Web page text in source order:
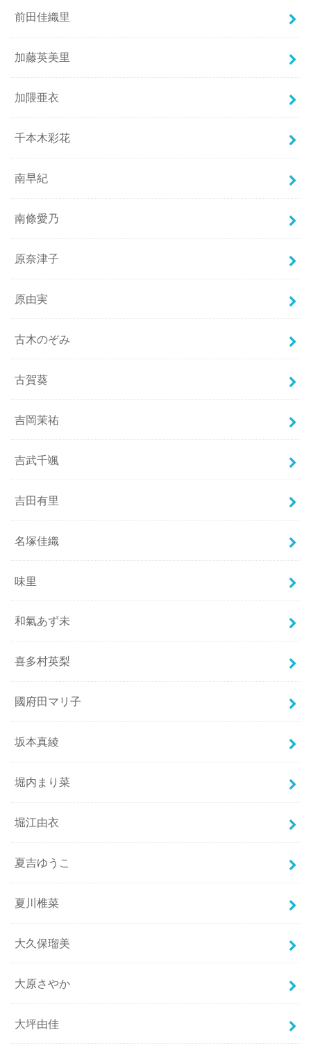
前田佳織里
加藤英美里
加隈亜衣
千本木彩花
南早紀
南條愛乃
原奈津子
原由実
古木のぞみ
古賀葵
吉岡茉祐
吉武千颯
吉田有里
名塚佳織
味里
和氣あず未
喜多村英梨
國府田マリ子
坂本真綾
堀内まり菜
堀江由衣
夏吉ゆうこ
夏川椎菜
大久保瑠美
大原さやか
大坪由佳